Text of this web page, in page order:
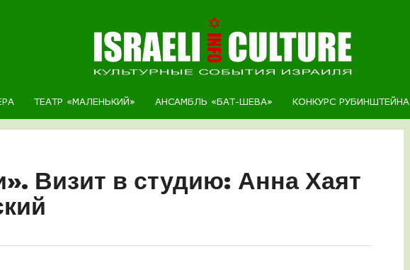
ТЕАТР «МАЛЕНЬКИЙ» АНСАМБЛЬ «БАТ-ШЕВА» КОНКУРС РУБИНШТЕЙНА
Визит в студию: Анна Хаят